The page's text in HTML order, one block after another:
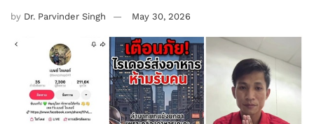
by Dr. Parvinder Singh May 30, 2026